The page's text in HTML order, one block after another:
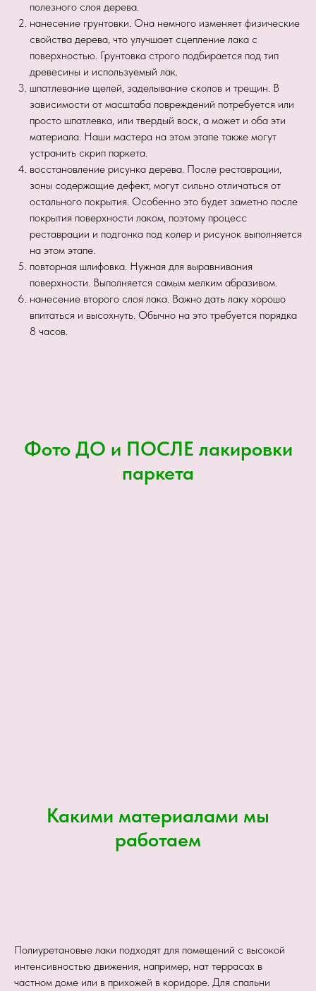
полезного слоя дерева.
нанесение грунтовки. Она немного изменяет физические
свойства дерева, что улучшает сцепление лака с
поверхностью. Грунтовка строго подбирается под тип
древесины и используемый лак.
шпатлевание щелей, заделывание сколов и трещин. В
зависимости от масштаба повреждений потребуется или
просто шпатлевка, или твердый воск, а может и оба эти
материала. Наши мастера на этом этапе также могут
устранить скрип паркета.
восстановление рисунка дерева. После реставрации,
зоны содержащие дефект, могут сильно отличаться от
остального покрытия. Особенно это будет заметно после
покрытия поверхности лаком, поэтому процесс
реставрации и подгонка под колер и рисунок выполняется
на этом этапе.
повторная шлифовка. Нужная для выравнивания
поверхности. Выполняется самым мелким абразивом.
нанесение второго слоя лака. Важно дать лаку хорошо
впитаться и высохнуть. Обычно на это требуется порядка
8 часов.
Фото ДО и ПОСЛЕ лакировки
паркета
Какими материалами мы
работаем
Полиуретановые лаки подходят для помещений с высокой
интенсивностью движения, например, нат террасах в
частном доме или в прихожей в коридоре. Для спальни